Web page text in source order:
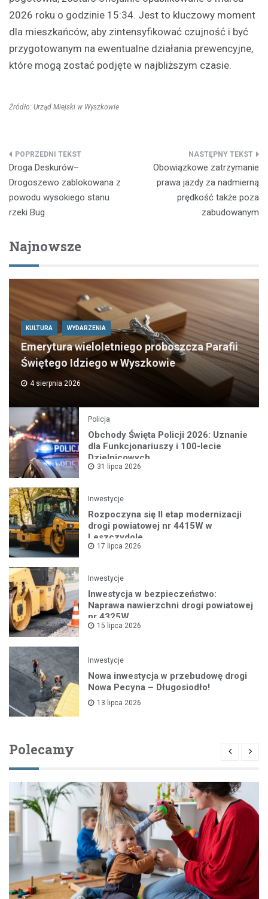
2026 roku o godzinie 15:34. Jest to kluczowy moment
dla mieszkańców, aby zintensyfikować czujność i być
przygotowanym na ewentualne działania prewencyjne,
które mogą zostać podjęte w najbliższym czasie.
Źródło: Urząd Miejski w Wyszkowie
Nawigacja
wpisu
Droga Deskurów–
Drogoszewo zablokowana z
powodu wysokiego stanu
rzeki Bug
Obowiązkowe zatrzymanie
prawa jazdy za nadmierną
prędkość także poza
zabudowanym
Najnowsze
KULTURA WYDARZENIA
Emerytura wieloletniego proboszcza Parafii
Świętego Idziego w Wyszkowie
4 sierpnia 2026
Policja
Obchody Święta Policji 2026: Uznanie
dla Funkcjonariuszy i 100-lecie
Dzielnicowych
31 lipca 2026
Inwestycje
Rozpoczyna się II etap modernizacji
drogi powiatowej nr 4415W w
Leszczydole
17 lipca 2026
Inwestycje
Inwestycja w bezpieczeństwo:
Naprawa nawierzchni drogi powiatowej
nr 4325W
15 lipca 2026
Inwestycje
Nowa inwestycja w przebudowę drogi
Nowa Pecyna – Długosiodło!
13 lipca 2026
Polecamy